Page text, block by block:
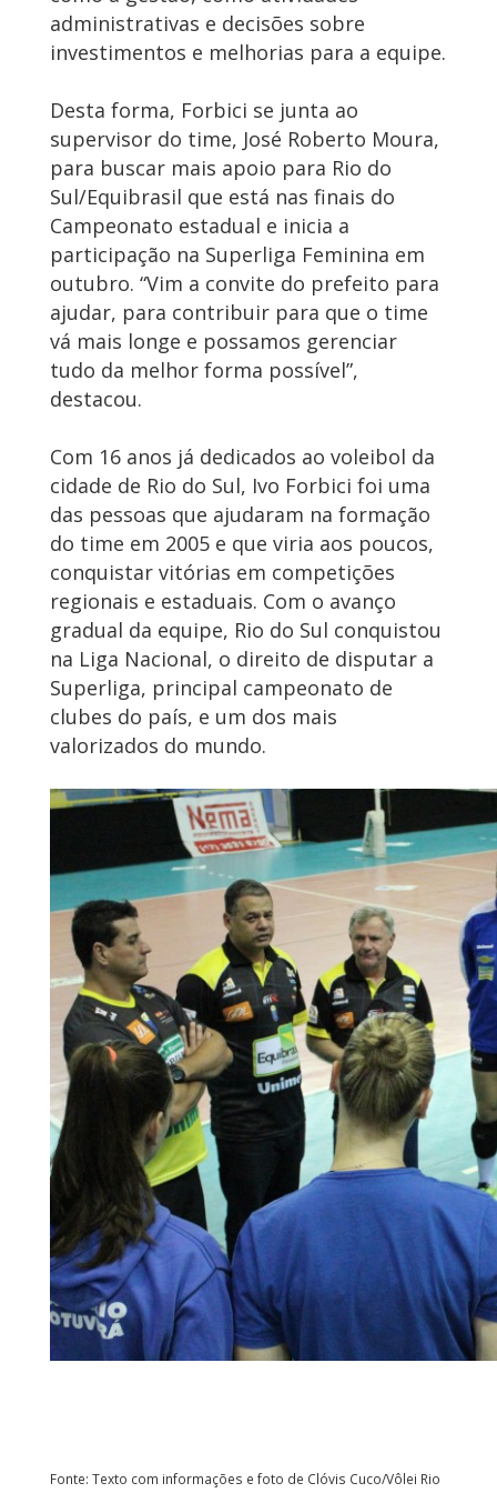
administrativas e decisões sobre
investimentos e melhorias para a equipe.
Desta forma, Forbici se junta ao
supervisor do time, José Roberto Moura,
para buscar mais apoio para Rio do
Sul/Equibrasil que está nas finais do
Campeonato estadual e inicia a
participação na Superliga Feminina em
outubro. “Vim a convite do prefeito para
ajudar, para contribuir para que o time
vá mais longe e possamos gerenciar
tudo da melhor forma possível”,
destacou.
Com 16 anos já dedicados ao voleibol da
cidade de Rio do Sul, Ivo Forbici foi uma
das pessoas que ajudaram na formação
do time em 2005 e que viria aos poucos,
conquistar vitórias em competições
regionais e estaduais. Com o avanço
gradual da equipe, Rio do Sul conquistou
na Liga Nacional, o direito de disputar a
Superliga, principal campeonato de
clubes do país, e um dos mais
valorizados do mundo.
Fonte: Texto com informações e foto de Clóvis Cuco/Vôlei Rio